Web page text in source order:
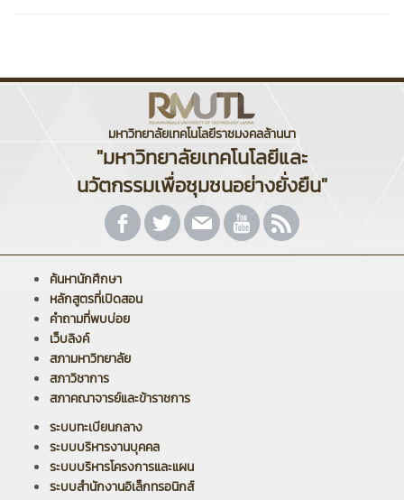
มหาวิทยาลัยเทคโนโลยีราชมงคลล้านนา
"มหาวิทยาลัยเทคโนโลยีและ
นวัตกรรมเพื่อชุมชนอย่างยั่งยืน"
ค้นหานักศึกษา
หลักสูตรที่เปิดสอน
คำถามที่พบบ่อย
เว็บลิงค์
สภามหาวิทยาลัย
สภาวิชาการ
สภาคณาจารย์และข้าราชการ
ระบบทะเบียนกลาง
ระบบบริหารงานบุคคล
ระบบบริหารโครงการและแผน
ระบบสำนักงานอิเล็กทรอนิกส์